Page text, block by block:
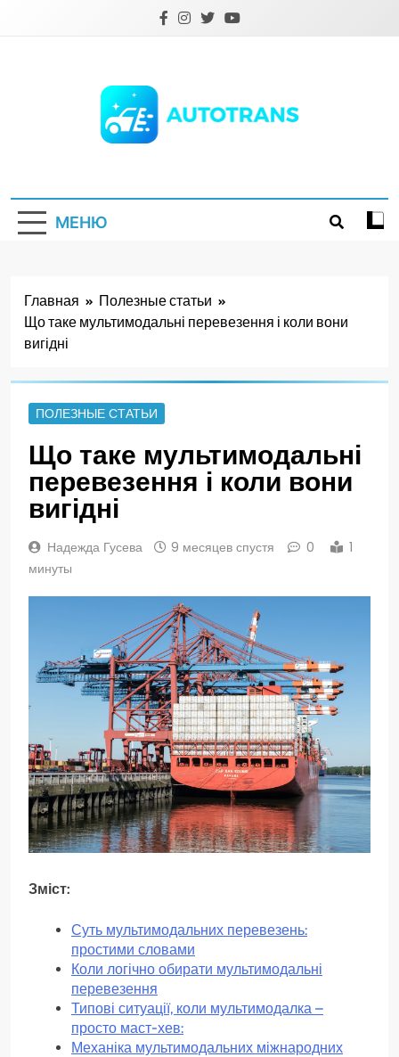
МЕНЮ
Главная
Полезные статьи
Що таке мультимодальні перевезення і коли вони
вигідні
ПОЛЕЗНЫЕ СТАТЬИ
Що таке мультимодальні
перевезення і коли вони
вигідні
Надежда Гусева 9 месяцев спустя 0
1
минуты
Зміст:
Суть мультимодальних перевезень:
простими словами
Коли логічно обирати мультимодальні
перевезення
Типові ситуації, коли мультимодалка –
просто маст-хев:
Механіка мультимодальних міжнародних